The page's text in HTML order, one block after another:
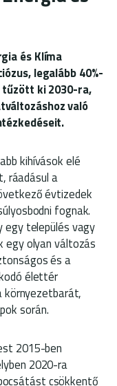
és Klíma
legalább 40%-
tűzött ki 2030-ra,
való
kihívások elé
ráadásul a
évtizedek
fognak.
egy település vagy
egy olyan változás
és a
élettér
során.
2015-ben
2020-ra
csökkentő